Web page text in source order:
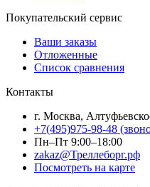
Покупательский сервис
Ваши заказы
Отложенные
Список сравнения
Контакты
г. Москва,
+7(495)975-98-48
Пн–Пт 9:00–18:00
zakaz@Треллеборг.рф
Посмотреть на карте